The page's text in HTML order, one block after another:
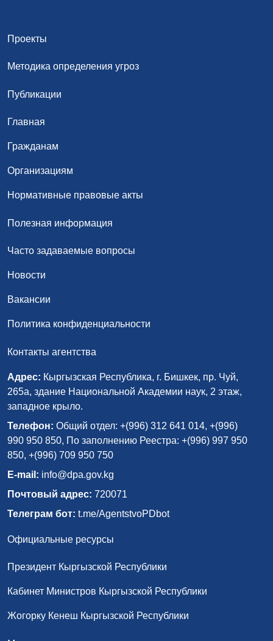
Проекты
Методика определения угроз
Публикации
Главная
Гражданам
Организациям
Нормативные правовые акты
Полезная информация
Часто задаваемые вопросы
Новости
Вакансии
Политика конфиденциальности
Контакты агентства
Адрес: Кыргызская Республика, г. Бишкек, пр. Чуй,
265а, здание Национальной Академии наук, 2 этаж,
западное крыло.
Телефон: Общий отдел: +(996) 312 641 014, +(996)
990 950 850, По заполнению Реестра: +(996) 997 950
850, +(996) 709 950 750
E-mail: info@dpa.gov.kg
Почтовый адрес: 720071
Телеграм бот: t.me/AgentstvoPDbot
Официальные ресурсы
Президент Кыргызской Республики
Кабинет Министров Кыргызской Республики
Жогорку Кенеш Кыргызской Республики